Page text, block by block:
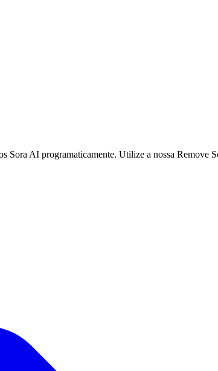
Sora AI programaticamente. Utilize a nossa Remove